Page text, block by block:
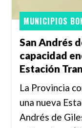
San Andrés
capacidad
Estación
MUNICIPIOS
La Provincia
una nueva
Andrés de